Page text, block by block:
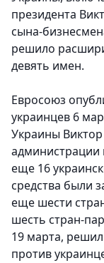
президента
сына-
решило
девять имен.
Евросоюз
украинцев 6
Украины Виктор
администрации
еще 16
средства были
еще шести
шесть стран-
19 марта,
против